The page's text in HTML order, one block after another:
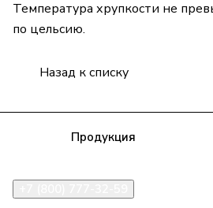
Температура хрупкости не
по цельсию.
Назад к списку
Продукция